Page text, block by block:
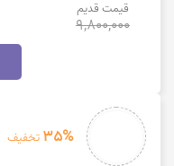
قیمت قدیم
9,800,000
35% تخفیف